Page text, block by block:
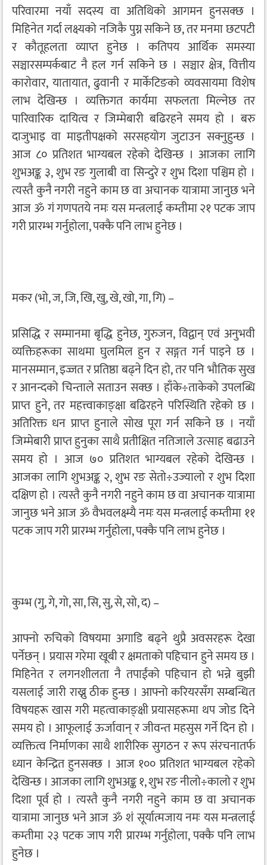
परिवारमा नयाँ सदस्य वा अतिथिको आगमन हुनसक्छ ।
मिहिनेत गर्दा लक्ष्यको नजिकै पुग्न सकिने छ, तर मनमा छटपटी
र कौतूहलता व्याप्त हुनेछ । कतिपय आर्थिक समस्या
सञ्चारसम्पर्कबाट नै हल गर्न सकिने छ । सञ्चार क्षेत्र, वित्तीय
कारोवार, यातायात, ढुवानी र मार्केटिङको व्यवसायमा विशेष
लाभ देखिन्छ । व्यक्तिगत कार्यमा सफलता मिल्नेछ तर
पारिवारिक दायित्व र जिम्मेबारी बढिरहने समय हो । बरु
दाजुभाइ वा माइतीपक्षको सरसहयोग जुटाउन सक्नुहुन्छ ।
आज ८० प्रतिशत भाग्यबल रहेको देखिन्छ । आजका लागि
शुभअङ्क ३, शुभ रङ गुलाबी वा सिन्दुरे र शुभ दिशा पश्चिम हो ।
त्यस्तै कुनै नगरी नहुने काम छ वा अचानक यात्रामा जानुछ भने
आज ॐ गं गणपतये नमः यस मन्त्रलाई कम्तीमा २१ पटक जाप
गरी प्रारम्भ गर्नुहोला, पक्कै पनि लाभ हुनेछ ।
मकर (भो, ज, जि, खि, खु, खे, खो, गा, गि) –
प्रसिद्धि र सम्मानमा बृद्धि हुनेछ, गुरुजन, विद्वान् एवं अनुभवी
व्यक्तिहरूका साथमा घुलमिल हुन र सङ्गत गर्न पाइने छ ।
मानसम्मान, इज्जत र प्रतिष्ठा बढ्ने दिन हो, तर पनि भौतिक सुख
र आनन्दको चिन्ताले सताउन सक्छ । हाँके÷ताकेको उपलब्धि
प्राप्त हुने, तर महत्त्वाकाङ्क्षा बढिरहने परिस्थिति रहेको छ ।
अतिरिक्त धन प्राप्त हुनाले सोख पूरा गर्न सकिने छ । नयाँ
जिम्मेबारी प्राप्त हुनुका साथै प्रतीक्षित नतिजाले उत्साह बढाउने
समय हो । आज ७० प्रतिशत भाग्यबल रहेको देखिन्छ ।
आजका लागि शुभअङ्क २, शुभ रङ सेतो÷उज्यालो र शुभ दिशा
दक्षिण हो । त्यस्तै कुनै नगरी नहुने काम छ वा अचानक यात्रामा
जानुछ भने आज ॐ वैभवलक्ष्म्यै नमः यस मन्त्रलाई कम्तीमा ११
पटक जाप गरी प्रारम्भ गर्नुहोला, पक्कै पनि लाभ हुनेछ ।
कुम्भ (गु, गे, गो, सा, सि, सु, से, सो, द) –
आफ्नो रुचिको विषयमा अगाडि बढ्ने थुप्रै अवसरहरू देखा
पर्नेछन् । प्रयास गरेमा खूबी र क्षमताको पहिचान हुने समय छ ।
मिहिनेत र लगनशीलता नै तपाईंको पहिचान हो भन्ने बुझी
यसलाई जारी राख्नु ठीक हुन्छ । आफ्नो करियरसँग सम्बन्धित
विषयहरू खास गरी महत्वाकाङ्क्षी प्रयासहरूमा थप जोड दिने
समय हो । आफूलाई ऊर्जावान् र जीवन्त महसुस गर्ने दिन हो ।
व्यक्तित्व निर्माणका साथै शारीरिक सुगठन र रूप संरचनातर्फ
ध्यान केन्द्रित हुनसक्छ । आज १०० प्रतिशत भाग्यबल रहेको
देखिन्छ । आजका लागि शुभअङ्क १, शुभ रङ नीलो÷कालो र शुभ
दिशा पूर्व हो । त्यस्तै कुनै नगरी नहुने काम छ वा अचानक
यात्रामा जानुछ भने आज ॐ शं सूर्यात्मजाय नमः यस मन्त्रलाई
कम्तीमा २३ पटक जाप गरी प्रारम्भ गर्नुहोला, पक्कै पनि लाभ
हुनेछ ।